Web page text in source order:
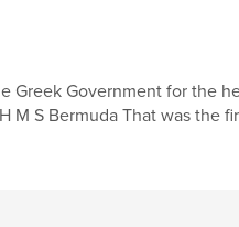
Greek Government for the
M S Bermuda That was the